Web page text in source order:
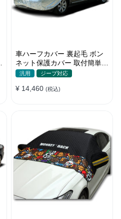
車ハーフカバー 裏起毛 ボン
ネット保護カバー 取付簡単
防水 軽/普自動車 軽量 塗装保
汎用 ジープ対応
¥ 14,460 (税込)